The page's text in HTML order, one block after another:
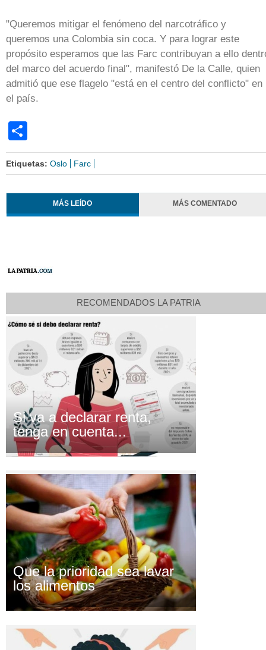
"Queremos mitigar el fenómeno del narcotráfico y
queremos una Colombia sin coca. Y para lograr este
propósito esperamos que las Farc contribuyan a ello
del marco del acuerdo final", manifestó De la Calle, quien
admitió que ese flagelo "está en el centro del conflicto" en
el país.
Etiquetas: Oslo Farc
MÁS LEÍDO MÁS COMENTADO
RECOMENDADOS LA PATRIA
Si va a declarar renta,
tenga en cuenta...
Que la prioridad sea lavar
los alimentos